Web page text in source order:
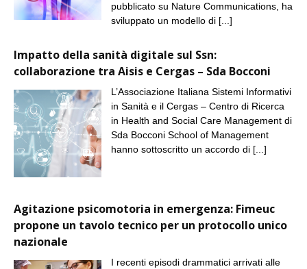
pubblicato su Nature Communications, ha
sviluppato un modello di [...]
Impatto della sanità digitale sul Ssn:
collaborazione tra Aisis e Cergas – Sda Bocconi
L’Associazione Italiana Sistemi Informativi
in Sanità e il Cergas – Centro di Ricerca
in Health and Social Care Management di
Sda Bocconi School of Management
hanno sottoscritto un accordo di [...]
Agitazione psicomotoria in emergenza: Fimeuc
propone un tavolo tecnico per un protocollo unico
nazionale
I recenti episodi drammatici arrivati alle